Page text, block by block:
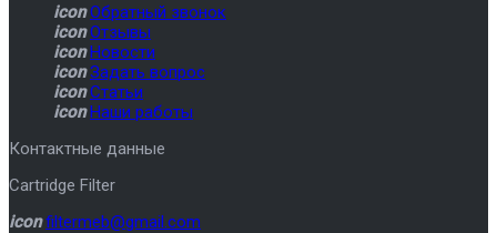
icon Обратный звонок
icon Отзывы
icon Новости
icon Задать вопрос
icon Статьи
icon Наши работы
Контактные данные
Cartridge Filter
icon filtermeb@gmail.com